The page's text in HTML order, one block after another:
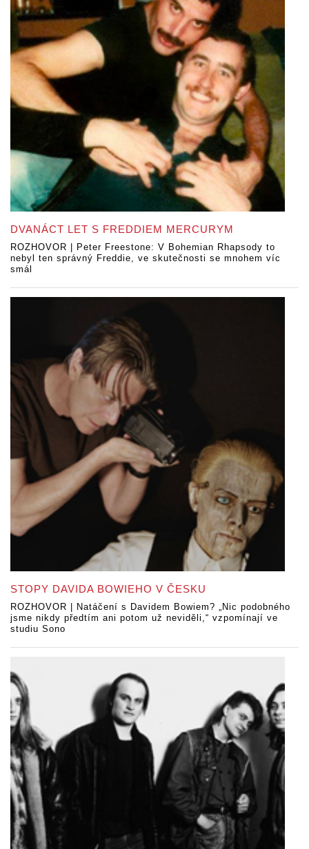
DVANÁCT LET S FREDDIEM MERCURYM
ROZHOVOR | Peter Freestone: V Bohemian Rhapsody to
nebyl ten správný Freddie, ve skutečnosti se mnohem víc
smál
STOPY DAVIDA BOWIEHO V ČESKU
ROZHOVOR | Natáčení s Davidem Bowiem? „Nic podobného
jsme nikdy předtím ani potom už neviděli,“ vzpomínají ve
studiu Sono